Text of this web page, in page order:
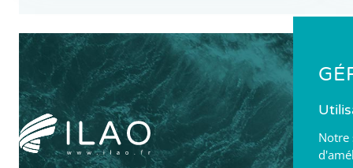
Notre